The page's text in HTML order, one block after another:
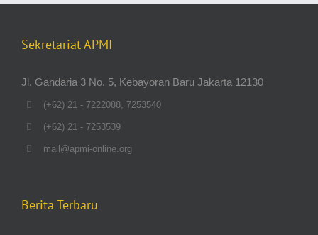
Sekretariat APMI
Jl. Gandaria 3 No. 5, Kebayoran Baru Jakarta 12130
(+62) 21 - 7222088, 7253540
(+62) 21 - 7253539
mail@apmi-online.org
Berita Terbaru